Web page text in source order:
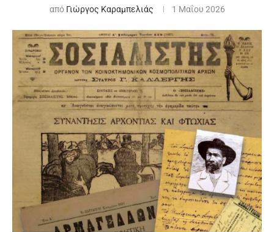
από Γιώργος Καραμπελιάς 1 Μαΐου 2026